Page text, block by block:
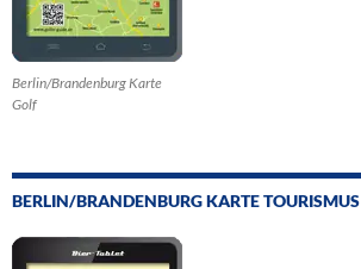
Berlin/Brandenburg Karte
Golf
BERLIN/BRANDENBURG KARTE TOURISMUS